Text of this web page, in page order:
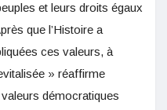
et leurs droits égaux
que l’Histoire a
ces valeurs, à
» réaffirme
démocratiques